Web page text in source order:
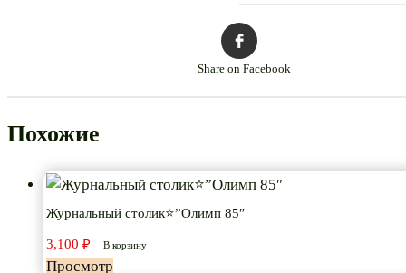
Share on Facebook
Похожие
Журнальный столик⭐”Олимп 85″
3,100 ₽ В корзину
Просмотр